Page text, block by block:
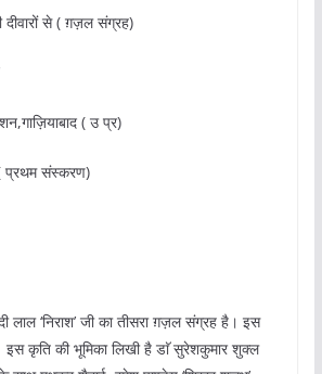
से ( ग़ज़ल संग्रह)
( उ प्र)
प्रथम संस्करण)
लाल ‘निराश’ जी का तीसरा ग़ज़ल संग्रह है। इस
कृति की भूमिका लिखी है डाॅ सुरेशकुमार शुक्ल